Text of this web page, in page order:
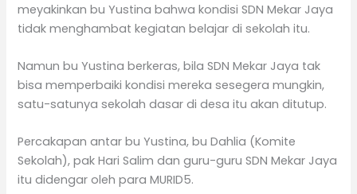
meyakinkan bu Yustina bahwa kondisi SDN Mekar Jaya
tidak menghambat kegiatan belajar di sekolah itu.
Namun bu Yustina berkeras, bila SDN Mekar Jaya tak
bisa memperbaiki kondisi mereka sesegera mungkin,
satu-satunya sekolah dasar di desa itu akan ditutup.
Percakapan antar bu Yustina, bu Dahlia (Komite
Sekolah), pak Hari Salim dan guru-guru SDN Mekar Jaya
itu didengar oleh para MURID5.